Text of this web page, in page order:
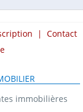
| Contact
immobilières